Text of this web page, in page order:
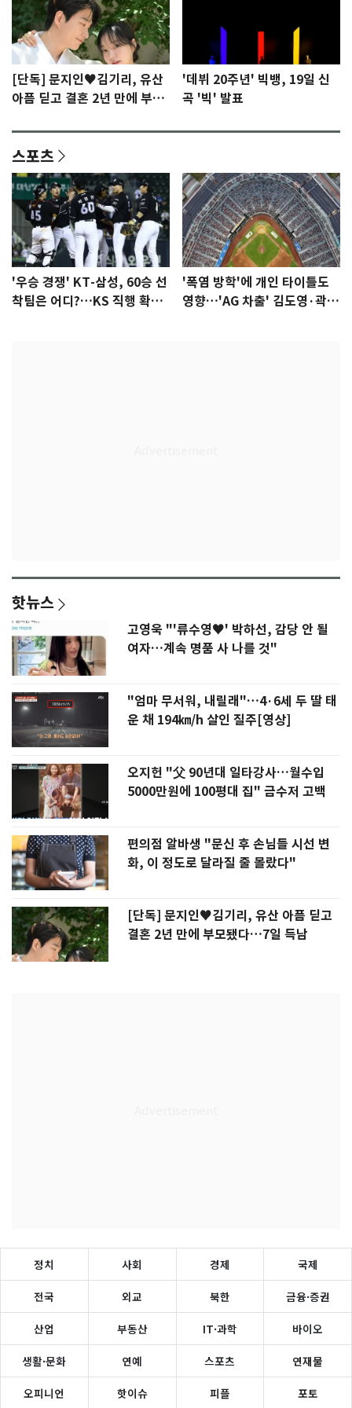
[단독] 문지인♥김기리, 유산
아픔 딛고 결혼 2년 만에 부모
'데뷔 20주년' 빅뱅, 19일 신
곡 '빅' 발표
스포츠
'우승 경쟁' KT-삼성, 60승 선
착팀은 어디?…KS 직행 확률
'폭염 방학'에 개인 타이틀도
영향…'AG 차출' 김도영·곽빈
핫뉴스
고영욱 "'류수영♥' 박하선, 감당 안 될
여자…계속 명품 사 나를 것"
"엄마 무서워, 내릴래"…4·6세 두 딸 태
운 채 194㎞/h 살인 질주[영상]
오지헌 "父 90년대 일타강사…월수입
5000만원에 100평대 집" 금수저 고백
편의점 알바생 "문신 후 손님들 시선 변
화, 이 정도로 달라질 줄 몰랐다"
[단독] 문지인♥김기리, 유산 아픔 딛고
결혼 2년 만에 부모됐다…7일 득남
정치 사회 경제 국제
전국 외교 북한 금융·증권
산업 부동산 IT·과학 바이오
생활·문화 연예 스포츠 연재물
오피니언 핫이슈 피플 포토